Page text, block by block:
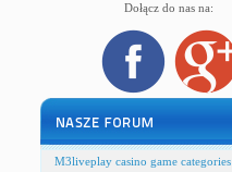
Dołącz do nas na:
M3liveplay casino game categories